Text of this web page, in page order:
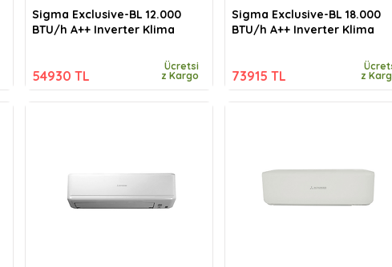
Sigma Exclusive-BL 12.000
BTU/h A++ Inverter Klima
54930 TL
Ücretsi
z Kargo
Sigma Exclusive-BL 18.000
BTU/h A++ Inverter Klima
73915 TL
z